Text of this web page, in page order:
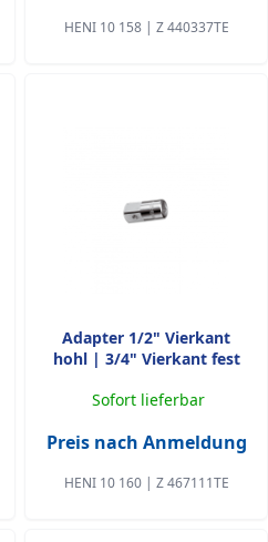
HENI 10 158 | Z 440337TE
Adapter 1/2" Vierkant
hohl | 3/4" Vierkant fest
Sofort lieferbar
Preis nach Anmeldung
HENI 10 160 | Z 467111TE